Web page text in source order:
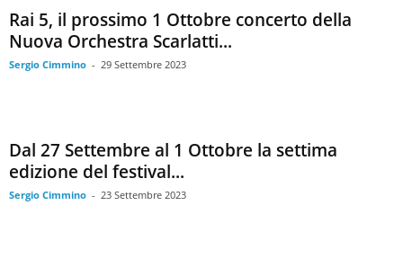
Rai 5, il prossimo 1 Ottobre concerto della
Nuova Orchestra Scarlatti...
Sergio Cimmino - 29 Settembre 2023
Dal 27 Settembre al 1 Ottobre la settima
edizione del festival...
Sergio Cimmino - 23 Settembre 2023